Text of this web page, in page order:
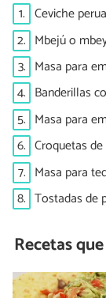
1. Ceviche
2. Mbejú o
3. Masa para
4. Banderillas
5. Masa para
6. Croquetas
7. Masa para
8. Tostadas de
Recetas